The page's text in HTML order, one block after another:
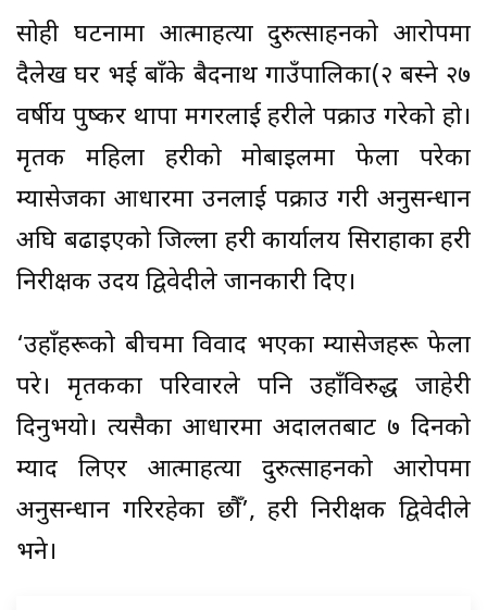
सोही घटनामा आत्माहत्या दुरुत्साहनको आरोपमा
दैलेख घर भई बाँके बैदनाथ गाउँपालिका(२ बस्ने २७
वर्षीय पुष्कर थापा मगरलाई प्रहरीले पक्राउ गरेको हो।
मृतक महिला प्रहरीको मोबाइलमा फेला परेका
म्यासेजका आधारमा उनलाई पक्राउ गरी अनुसन्धान
अघि बढाइएको जिल्ला प्रहरी कार्यालय सिराहाका प्रहरी
निरीक्षक उदय द्विवेदीले जानकारी दिए।
‘उहाँहरूको बीचमा विवाद भएका म्यासेजहरू फेला
परे। मृतकका परिवारले पनि उहाँविरुद्ध जाहेरी
दिनुभयो। त्यसैका आधारमा अदालतबाट ७ दिनको
म्याद लिएर आत्माहत्या दुरुत्साहनको आरोपमा
अनुसन्धान गरिरहेका छौँ’, प्रहरी निरीक्षक द्विवेदीले
भने।